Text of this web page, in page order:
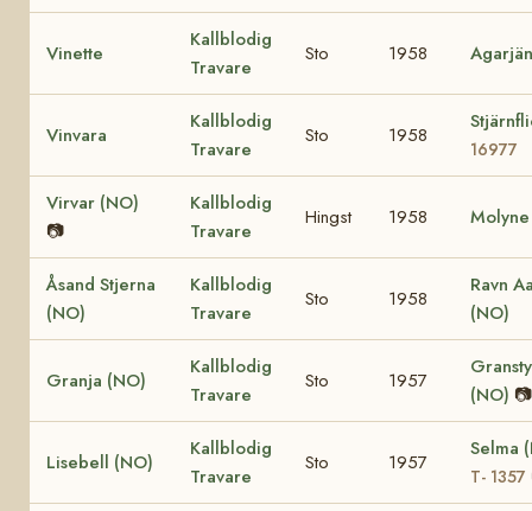
Vinette
Kallblodig
Travare
Sto 1958
Vinvara
Kallblodig
Travare
Sto 1958
16977
Virvar (NO)
📷
Kallblodig
Travare
Hingst 1958
Åsand Stjerna
(NO)
Kallblodig
Travare
Sto 1958
Ravn
(NO)
Granja (NO)
Kallblodig
Travare
Sto 1957
(NO) 📷
Lisebell (NO)
Kallblodig
Travare
Sto 1957
Selma
T- 1357